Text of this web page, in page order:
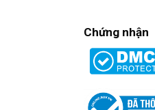
Chứng nhận